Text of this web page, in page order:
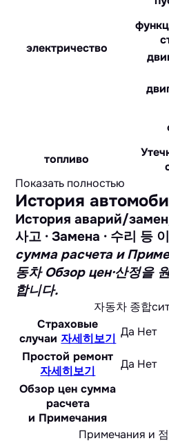
электричество
топливо
Показать полностью
История
История аварий/
사고 · Замена · 수리 등
сумма расчета и
동차 Обзор цен·산정을
합니다.
자동차 종합
Страховые
случаи자세히보기 Да Нет
Простой ремонт
자세히보기
Да Нет
Обзор цен сумма
расчета
и Примечания
Примечания и